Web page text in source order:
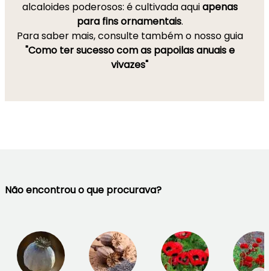
alcaloides poderosos: é cultivada aquiapenas
para fins ornamentais.
Para saber mais, consulte também o nosso guia
"Como ter sucesso com as papoilas anuais e
vivazes"
Não encontrou o que procurava?